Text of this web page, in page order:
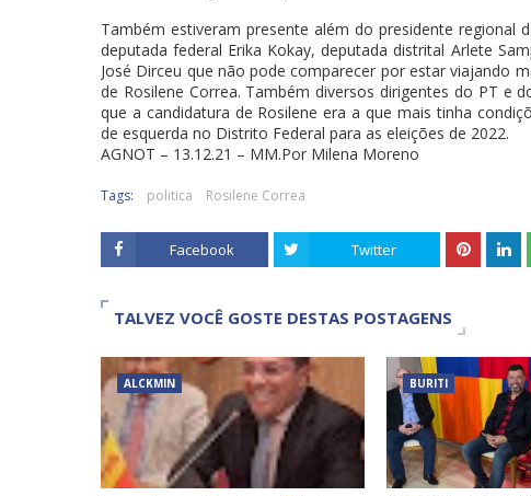
Também estiveram presente além do presidente regional
deputada federal Erika Kokay, deputada distrital Arlete
José Dirceu que não pode comparecer por estar viajando
de Rosilene Correa. Também diversos dirigentes do PT e
que a candidatura de Rosilene era a que mais tinha
de esquerda no Distrito Federal para as eleições de 2022.
AGNOT – 13.12.21 – MM.Por Milena Moreno
Tags: politica Rosilene Correa
Facebook Twitter
TALVEZ VOCÊ GOSTE DESTAS POSTAGENS
ALCKMIN BURITI